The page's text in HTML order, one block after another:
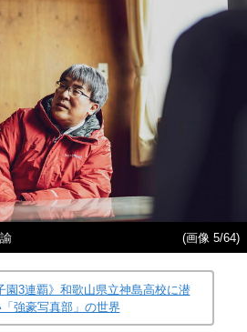
諭 (画像 5/64)
園3連覇》和歌山県立神島高校に潜
強豪写真部」の世界